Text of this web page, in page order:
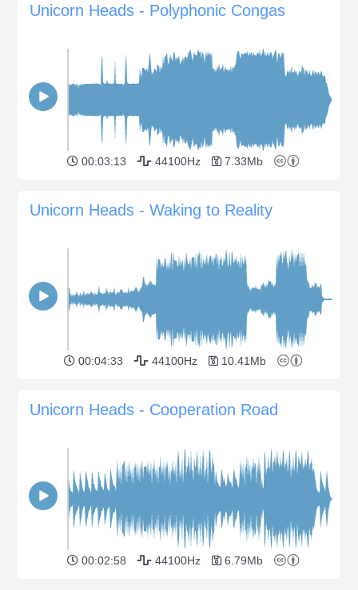
Unicorn Heads - Polyphonic Congas
00:03:13 44100Hz 7.33Mb
Unicorn Heads - Waking to Reality
00:04:33 44100Hz 10.41Mb
Unicorn Heads - Cooperation Road
00:02:58 44100Hz 6.79Mb